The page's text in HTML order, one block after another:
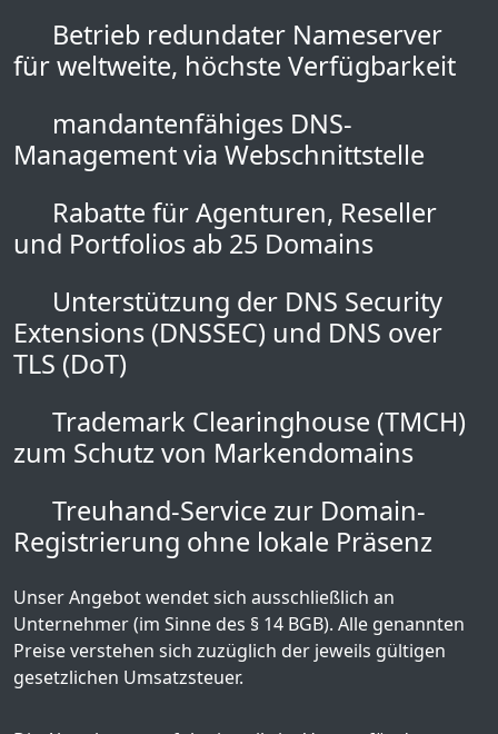
Betrieb redundater Nameserver
für weltweite, höchste Verfügbarkeit
mandantenfähiges DNS-
Management via Webschnittstelle
Rabatte für Agenturen, Reseller
und Portfolios ab 25 Domains
Unterstützung der DNS Security
Extensions (DNSSEC) und DNS over
TLS (DoT)
Trademark Clearinghouse (TMCH)
zum Schutz von Markendomains
Treuhand-Service zur Domain-
Registrierung ohne lokale Präsenz
Unser Angebot wendet sich ausschließlich an
Unternehmer (im Sinne des § 14 BGB). Alle genannten
Preise verstehen sich zuzüglich der jeweils gültigen
gesetzlichen Umsatzsteuer.